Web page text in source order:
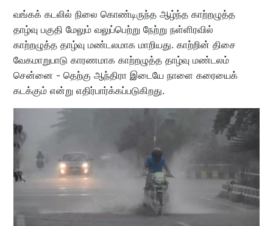
வங்கக் கடலில் நிலை கொண்டிருந்த ஆழ்ந்த காற்றழுத்த
தாழ்வு பகுதி மேலும் வலுப்பெற்று நேற்று நள்ளிரவில்
காற்றழுத்த தாழ்வு மண்டலமாக மாறியது. காற்றின் திசை
வேகமாறுபாடு காரணமாக காற்றழுத்த தாழ்வு மண்டலம்
சென்னை - தெற்கு ஆந்திரா இடையே நாளை கரையைக்
கடக்கும் என்று எதிர்பார்க்கப்படுகிறது.